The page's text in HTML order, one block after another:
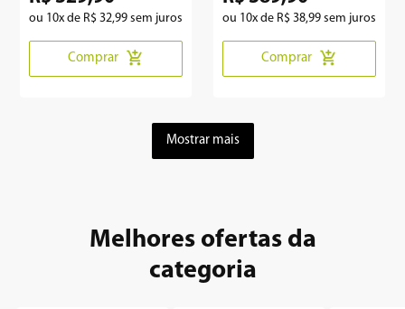
ou 10x de R$ 32,99 sem juros
Comprar
ou 10x de R$ 38,99 sem juros
Comprar
Mostrar mais
Melhores ofertas da
categoria